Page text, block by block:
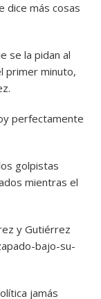
dice más cosas
se la pidan al
primer minuto,
perfectamente
golpistas
mientras el
y Gutiérrez
bajo-su-
jamás